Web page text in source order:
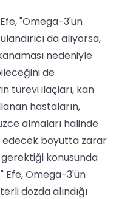
"Omega-3'ün
da alıyorsa,
nedeniyle
de
türevi ilaçları, kan
hastaların,
almaları halinde
edecek boyutta zarar
konusunda
Efe, Omega-3'ün
dozda alındığı